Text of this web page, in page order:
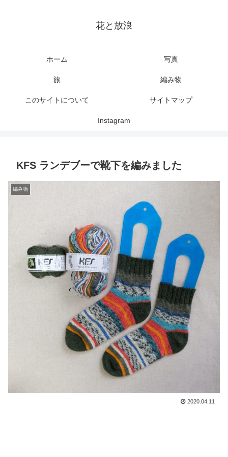
花と放浪
ホーム 写真
旅 編み物
このサイトについて サイトマップ
Instagram
KFS ランデブーで靴下を編みました
編み物
2020.04.11